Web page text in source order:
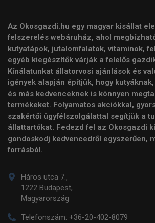
Az Okosgazdi.hu egy magyar kisállat
felszerelés webáruház, ahol
kutyatápok, jutalomfalatok, vitaminok,
egyéb kiegészítők várják a felelős
Kínálatunkat állatorvosi ajánlások és
igények alapján építjük, hogy
és más kedvenceknek is könnyen
termékeket. Folyamatos akciókkal,
szakértői ügyfélszolgálattal segítjük a
állattartókat. Fedezd fel az Okosgazdi
gondoskodj kedvencedről egyszerűen,
forrásból.
Háros utca 7.,
1222 Budapest,
Magyarország
Telefonszám: +36-20-402-8079